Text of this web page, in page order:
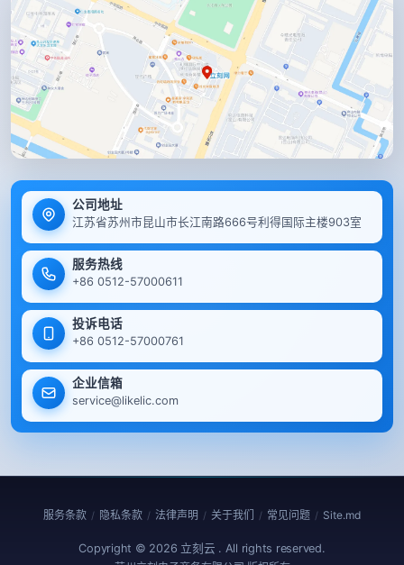
公司地址
江苏省苏州市昆山市长江南路666号利得国际主楼903室
服务热线
+86 0512-57000611
投诉电话
+86 0512-57000761
企业信箱
service@likelic.com
服务条款 / 隐私条款 / 法律声明 / 关于我们 / 常见问题 / Site.md
Copyright © 2026 立刻云 . All rights reserved.